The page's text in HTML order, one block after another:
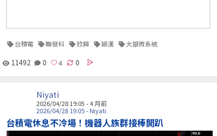
台積電 聯發科 欣興 穎漢 大銀微系統
11492 0 0
Niyati
2026/04/28 19:05 - 4 月前
2026/04/28 19:05 - Niyati
台積電休息不冷場！機器人族群接棒開趴